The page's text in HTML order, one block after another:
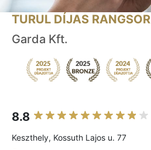
TURUL DÍJAS RANGSOR
Garda Kft.
8.8
Keszthely, Kossuth Lajos u. 77